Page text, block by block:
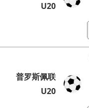
U20
普罗斯佩联
U20